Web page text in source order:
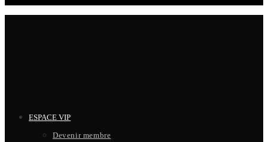
ESPACE VIP
Devenir membre